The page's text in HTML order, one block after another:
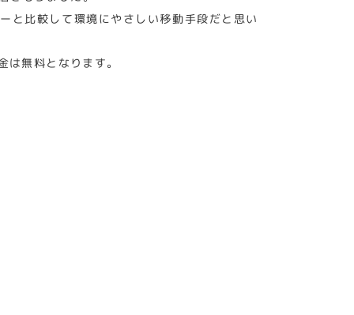
比較して環境にやさしい移動手段だと思い
無料となります。